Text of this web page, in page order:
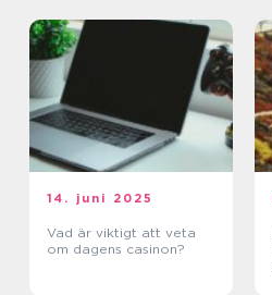
14. juni 2025
Vad är viktigt att veta
om dagens casinon?